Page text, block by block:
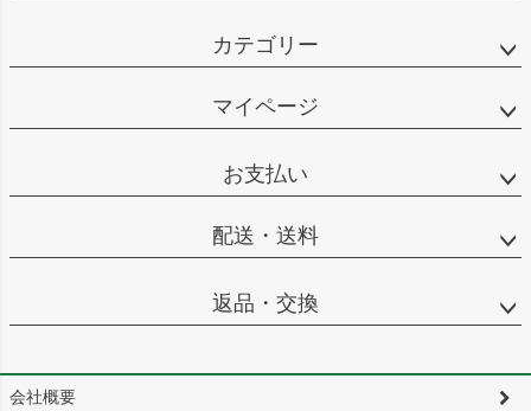
カテゴリー
マイページ
お支払い
配送・送料
返品・交換
会社概要